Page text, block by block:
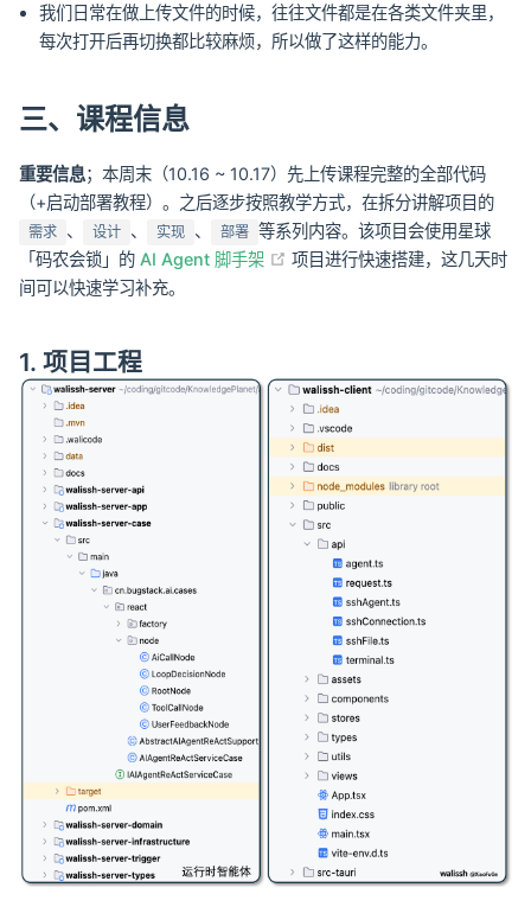
我们日常在做上传文件的时候，往往文件都是在各类文件夹里，
每次打开后再切换都比较麻烦，所以做了这样的能力。
三、课程信息
重要信息；本周末（10.16 ~ 10.17）先上传课程完整的全部代码
（+启动部署教程）。之后逐步按照教学方式，在拆分讲解项目的
需求 、 设计 、 实现 、 部署 等系列内容。该项目会使用星球
「码农会锁」的 AI Agent 脚手架 (opens new window)
项目进行快速搭建，这几天时
间可以快速学习补充。
1. 项目工程